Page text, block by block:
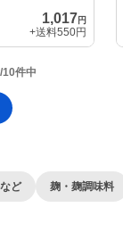
1,017円
+送料550円
件中
ど 麹・麹調味料